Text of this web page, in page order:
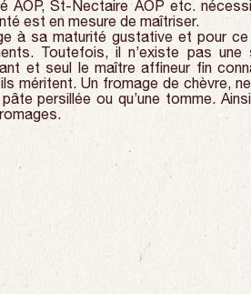
AOP, St-Nectaire AOP etc.
est en mesure de maîtriser.
à sa maturité gustative et pour
Toutefois, il n’existe pas une
et seul le maître affineur fin
méritent. Un fromage de chèvre,
persillée ou qu’une tomme.